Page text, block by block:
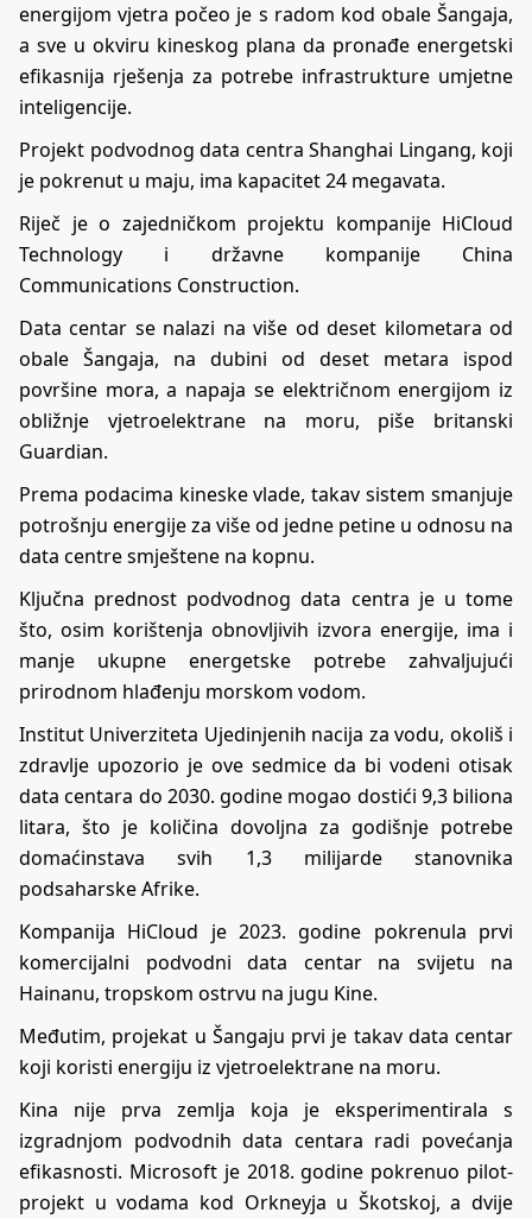
energijom vjetra počeo je s radom kod obale Šangaja,
a sve u okviru kineskog plana da pronađe energetski
efikasnija rješenja za potrebe infrastrukture umjetne
inteligencije.
Projekt podvodnog data centra Shanghai Lingang, koji
je pokrenut u maju, ima kapacitet 24 megavata.
Riječ je o zajedničkom projektu kompanije HiCloud
Technology i državne kompanije China
Communications Construction.
Data centar se nalazi na više od deset kilometara od
obale Šangaja, na dubini od deset metara ispod
površine mora, a napaja se električnom energijom iz
obližnje vjetroelektrane na moru, piše britanski
Guardian.
Prema podacima kineske vlade, takav sistem smanjuje
potrošnju energije za više od jedne petine u odnosu na
data centre smještene na kopnu.
Ključna prednost podvodnog data centra je u tome
što, osim korištenja obnovljivih izvora energije, ima i
manje ukupne energetske potrebe zahvaljujući
prirodnom hlađenju morskom vodom.
Institut Univerziteta Ujedinjenih nacija za vodu, okoliš i
zdravlje upozorio je ove sedmice da bi vodeni otisak
data centara do 2030. godine mogao dostići 9,3 biliona
litara, što je količina dovoljna za godišnje potrebe
domaćinstava svih 1,3 milijarde stanovnika
podsaharske Afrike.
Kompanija HiCloud je 2023. godine pokrenula prvi
komercijalni podvodni data centar na svijetu na
Hainanu, tropskom ostrvu na jugu Kine.
Međutim, projekat u Šangaju prvi je takav data centar
koji koristi energiju iz vjetroelektrane na moru.
Kina nije prva zemlja koja je eksperimentirala s
izgradnjom podvodnih data centara radi povećanja
efikasnosti. Microsoft je 2018. godine pokrenuo pilot-
projekt u vodama kod Orkneyja u Škotskoj, a dvije